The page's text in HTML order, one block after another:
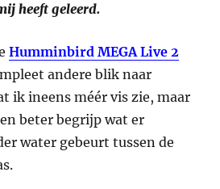
heeft geleerd.
Humminbird MEGA Live 2
andere blik naar
ik ineens méér vis zie, maar
beter begrijp wat er
water gebeurt tussen de